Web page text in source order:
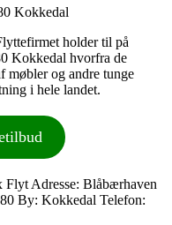
Kokkedal
holder til på
Kokkedal hvorfra de
møbler og andre tunge
i hele landet.
Flyt Adresse: Blåbærhaven
By: Kokkedal Telefon: